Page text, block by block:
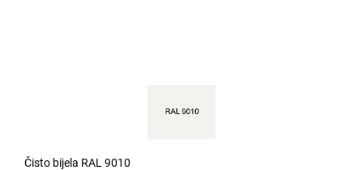
Čisto bijela RAL 9010